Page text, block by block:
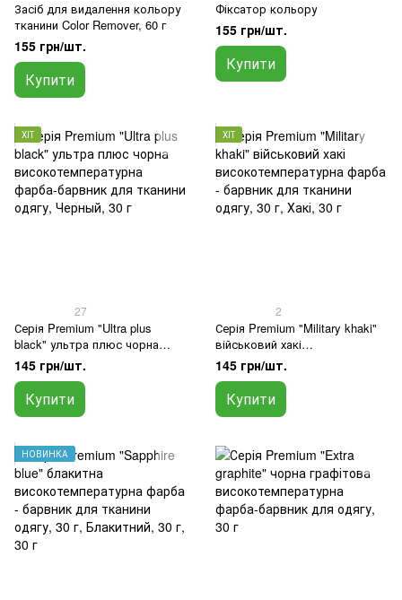
Засіб для видалення кольору
тканини Color Remover, 60 г
155 грн/шт.
Купити
Фіксатор кольору
155 грн/шт.
Купити
ХІТ
27
Серія Premium "Ultra plus
black" ультра плюс чорна
високотемпературна фарба-
барвник для тканини одягу
145 грн/шт.
Купити
ХІТ
2
Серія Premium "Military khaki"
військовий хакі
високотемпературна фарба -
барвник для тканини одягу, 30
г
145 грн/шт.
Купити
НОВИНКА